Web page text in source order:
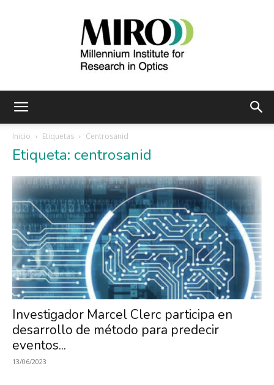
de
Investigación
en
Inicio Etiquetas Centrosanid
Etiqueta: centrosanid
Investigador Marcel Clerc participa en
desarrollo de método para predecir
eventos...
13/06/2023